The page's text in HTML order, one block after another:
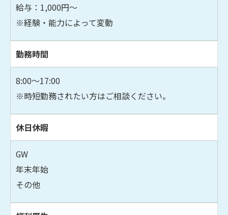
給与：1,000円～
※経験・能力によって変動
勤務時間
8:00～17:00
※時短勤務されたい方はご相談ください。
休日休暇
GW
年末年始
その他
お問い合わせはこちら